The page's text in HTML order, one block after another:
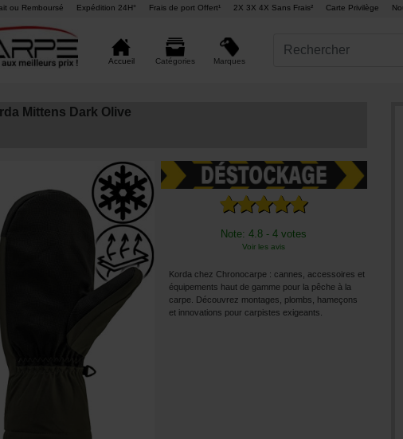
ou Remboursé Expédition 24H° Frais de port Offert¹ 2X 3X 4X Sans Frais² Carte Privilège
Accueil Catégories Marques
Mittens Dark Olive
Note: 4.8 - 4 votes
Voir les avis
Korda chez Chronocarpe : cannes, accessoires et
équipements haut de gamme pour la pêche à la
carpe. Découvrez montages, plombs, hameçons
et innovations pour carpistes exigeants.